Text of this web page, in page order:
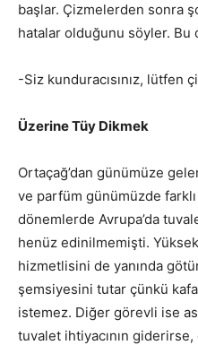
başlar. Çizmelerden sonra
hatalar olduğunu söyler.
-Siz kunduracısınız, lütfen
Üzerine Tüy Dikmek
Ortaçağ’dan günümüze
ve parfüm günümüzde farklı
dönemlerde Avrupa’da
henüz edinilmemişti.
hizmetlisini de yanında
şemsiyesini tutar çünkü
istemez. Diğer görevli ise
tuvalet ihtiyacının giderirse,